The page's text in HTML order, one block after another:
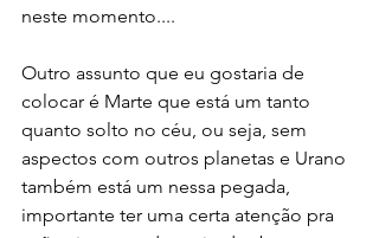
neste momento....
Outro assunto que eu gostaria de
colocar é Marte que está um tanto
quanto solto no céu, ou seja, sem
aspectos com outros planetas e Urano
também está um nessa pegada,
importante ter uma certa atenção pra